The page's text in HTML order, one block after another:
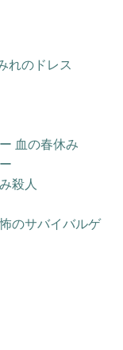
れのドレス
血の春休み
殺人
のサバイバルゲ